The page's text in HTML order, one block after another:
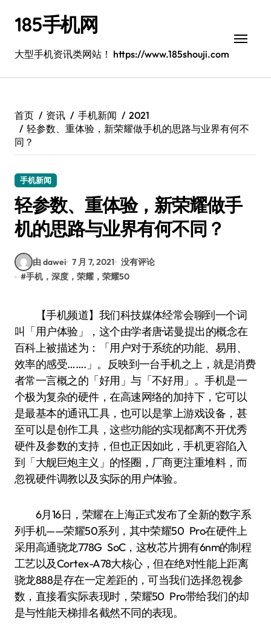
185手机网
大型手机资讯类网站！ https://www.185shouji.com
首页 资讯 手机新闻
2021
轻参数、重体验，新荣耀做手机的思路与业界有何不
同？
手机新闻
轻参数、重体验，新荣耀做手
机的思路与业界有何不同？
由 dawei 7 月 7, 2021 没有评论
#手机，深度，荣耀，荣耀50
【手机频道】我们科技媒体经常会聊到一个词
叫「用户体验」，这个由学者唐·诺曼提出的概念在
百科上被描述为：「用户对于系统的功能、易用、
效率的感受…….」。反映到一台手机之上，就是消费
者常一言概之的「好用」与「不好用」。手机是一
个极为复杂的硬件，在高速网络的加持下，它可以
是最基本的通讯工具，也可以是掌上游戏设备，甚
至可以是创作工具，这些功能的实现都离不开优秀
硬件及参数的支持，但也正因如此，手机更容陷入
到「大舰巨炮主义」的怪圈，厂商更注重堆料，而
忽视硬件调教以及实际的用户体验。
6月16日，荣耀在上海正式发布了全新的数字系
列手机——荣耀50系列，其中荣耀50 Pro在硬件上
采用高通骁龙778G SoC，这枚芯片拥有6nm的制程
工艺以及Cortex-A78大核心，但在绝对性能上距离
骁龙888是存在一定差距的，可当我们选择忽视参
数，直接看实际表现时，荣耀50 Pro带给我们的却
是与性能天梯排名截然不同的表现。